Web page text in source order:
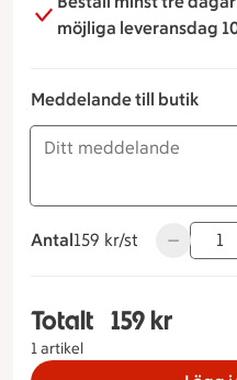
möjliga leveransdag
Meddelande till butik
Antal
159 kronor styck
159 kr/st Använd
Totalt
1 artikel
Totalt 1 stycken
159 kr